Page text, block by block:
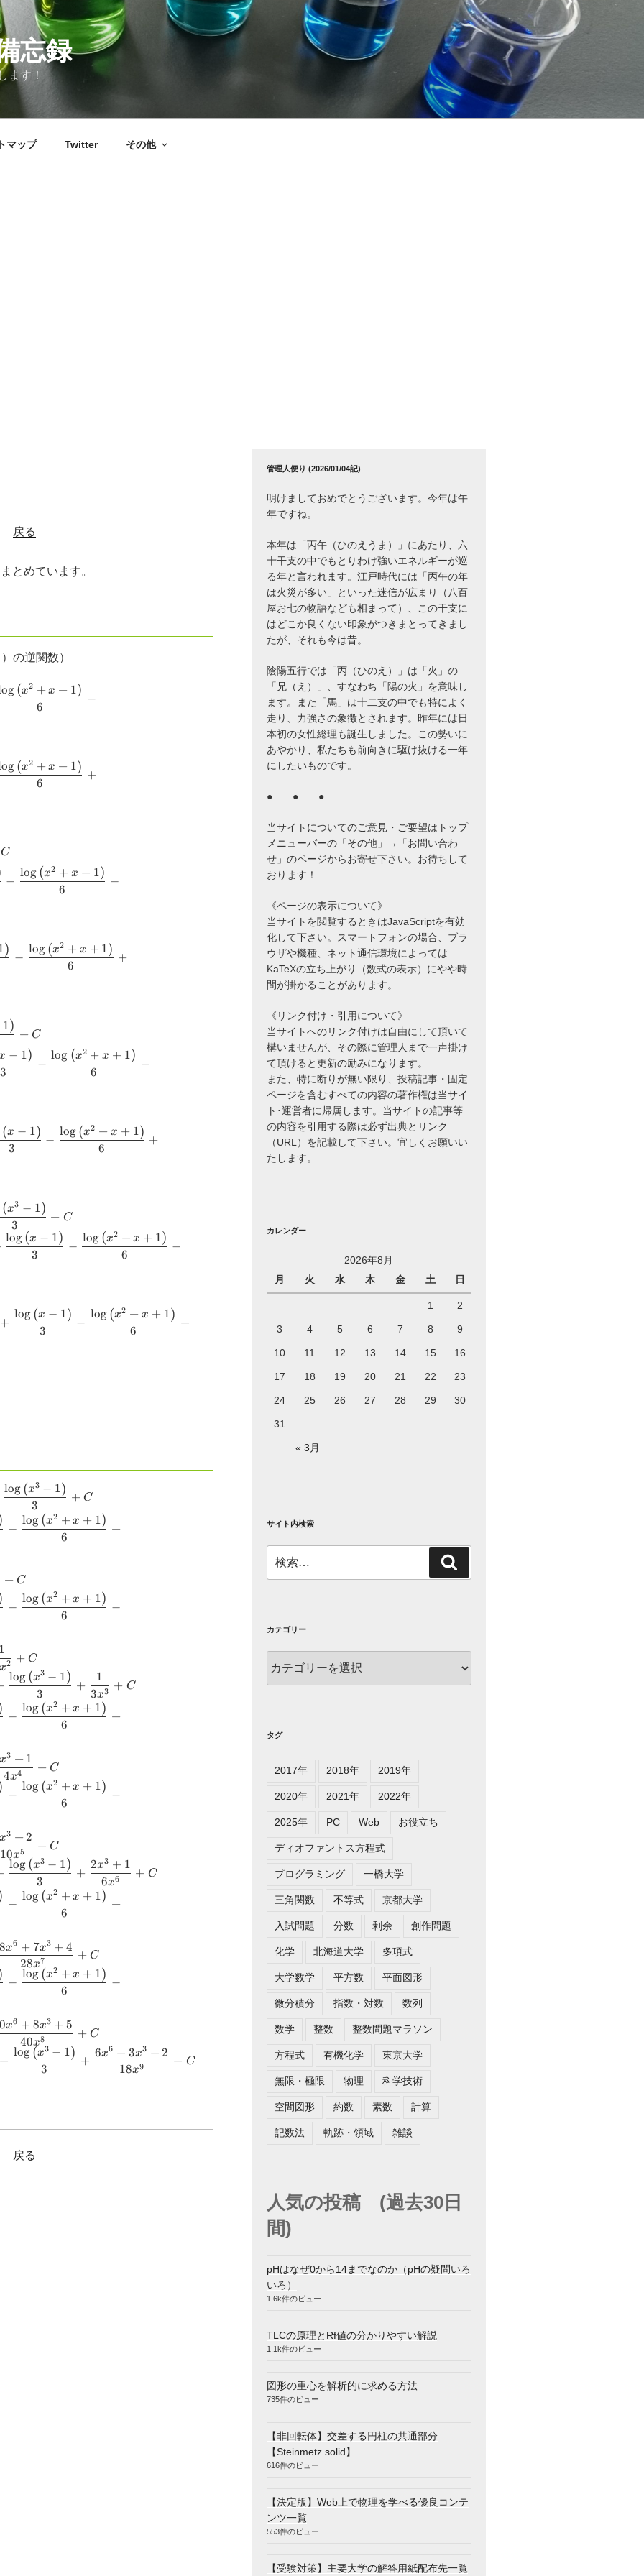
忘録
ます！
マップ Twitter その他
戻る
とめています。
の逆関数）
1
6
og (x2 + x + 1)
−
1
+
6
og (x2 + x + 1)
+
1
C
1
−
6
log(x2 + x + 1)
−
1
+
)
−
6
log(x2 + x + 1)
+
1
1)
+ C
1
3
− 1)
−
6
log (x2 + x + 1)
−
1
+
3
(x − 1)
−
6
log(x2 + x + 1)
+
1
3
(x3 − 1)
+ C
1
3
log(x − 1)
−
6
log (x2 + x + 1)
−
1
+
3
log(x − 1)
−
6
log(x2 + x + 1)
+
1
3
log (x3 − 1)
+ C
1
+
+
+
+C
−
6
log (x2 + x + 1)
+
+ C
1
+
+
x^{2}}
−
6
log (x2 + x + 1)
−
x2
1
+ C
1
+ \dfrac{1}
3
log (x3 − 1)
+
3x3
1
+ C
1
+
+
+
+ 1}{4
−
6
log (x2 + x + 1)
+
4x4
x3 + 1
+ C
1
+
+
+ 2}
−
6
log (x2 + x + 1)
−
10x5
x3 +2
+ C
1
+ \dfrac{2
x^{6}} +C
3
log (x3 − 1)
+
6x6
2x3 + 1
+ C
1
+
+
+
+ 7
−
6
log (x2 + x + 1)
+
28x7
x6 + 7x3 + 4
+ C
1
+ 8
−
6
log (x2 + x + 1)
−
40x8
x6 + 8x3 + 5
+ C
+
3
log (x3 − 1)
+
18x9
6x6 + 3x3 +2
+ C
戻る
管理人便り (2026/01/04記)
明けましておめでとうございます。今年は午
年ですね。
本年は「丙午（ひのえうま）」にあたり、六
十干支の中でもとりわけ強いエネルギーが巡
る年と言われます。江戸時代には「丙午の年
は火災が多い」といった迷信が広まり（八百
屋お七の物語なども相まって）、この干支に
はどこか良くない印象がつきまとってきまし
たが、それも今は昔。
陰陽五行では「丙（ひのえ）」は「火」の
「兄（え）」、すなわち「陽の火」を意味し
ます。また「馬」は十二支の中でも特によく
走り、力強さの象徴とされます。昨年には日
本初の女性総理も誕生しました。この勢いに
あやかり、私たちも前向きに駆け抜ける一年
にしたいものです。
● ● ●
当サイトについてのご意見・ご要望はトップ
メニューバーの「その他」→「お問い合わ
せ」のページからお寄せ下さい。お待ちして
おります！
《ページの表示について》
当サイトを閲覧するときはJavaScriptを有効
化して下さい。スマートフォンの場合、ブラ
ウザや機種、ネット通信環境によっては
KaTeXの立ち上がり（数式の表示）にやや時
間が掛かることがあります。
《リンク付け・引用について》
当サイトへのリンク付けは自由にして頂いて
構いませんが、その際に管理人まで一声掛け
て頂けると更新の励みになります。
また、特に断りが無い限り、投稿記事・固定
ページを含むすべての内容の著作権は当サイ
ト･運営者に帰属します。当サイトの記事等
の内容を引用する際は必ず出典とリンク
（URL）を記載して下さい。宜しくお願いい
たします。
カレンダー
2026年8月
月
火 水 木 金 土 日
1 2
3 4 5 6 7 8 9
10 11 12 13 14 15 16
17 18 19 20 21 22 23
24 25 26 27 28 29 30
31
« 3月
サイト内検索
索:
索
カテゴリー
テ
タグ
2017年 2018年 2019年
2020年 2021年 2022年
2025年 PC Web お役立ち
ディオファントス方程式
プログラミング 一橋大学
三角関数 不等式 京都大学
入試問題 分数 剰余 創作問題
化学 北海道大学 多項式
大学数学 平方数 平面図形
微分積分 指数・対数 数列
数学 整数 整数問題マラソン
方程式 有機化学 東京大学
無限・極限 物理 科学技術
空間図形 約数 素数 計算
記数法 軌跡・領域 雑談
人気の投稿 (過去30日
間)
pHはなぜ0から14までなのか（pHの疑問いろ
いろ）
1.6k件のビュー
TLCの原理とRf値の分かりやすい解説
1.1k件のビュー
図形の重心を解析的に求める方法
735件のビュー
【非回転体】交差する円柱の共通部分
【Steinmetz solid】
616件のビュー
【決定版】Web上で物理を学べる優良コンテ
ンツ一覧
553件のビュー
【受験対策】主要大学の解答用紙配布先一覧